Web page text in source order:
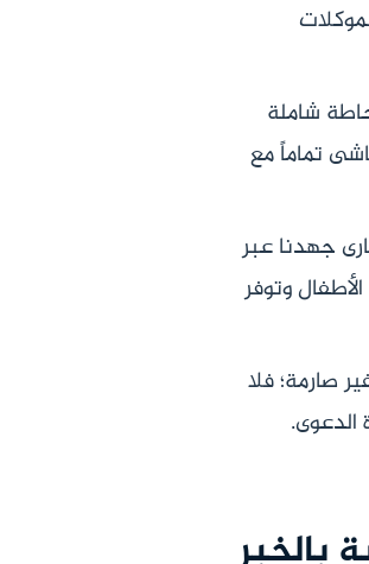
شاملة
تماماً مع
جهدنا عبر
وتوفر
صارمة؛ فلا
الدعوى.
بالخبر